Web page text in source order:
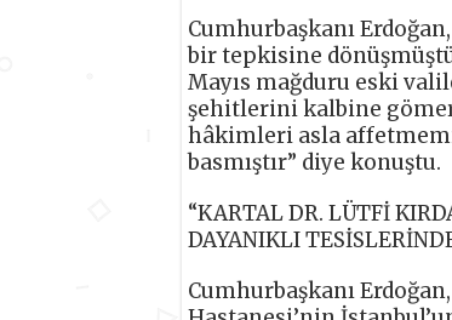
Cumhurbaşkanı
bir tepkisine
Mayıs mağduru eski
şehitlerini kalbine
hâkimleri asla
basmıştır” diye konuştu.
“KARTAL DR. LÜTFİ
DAYANIKLI
Cumhurbaşkanı